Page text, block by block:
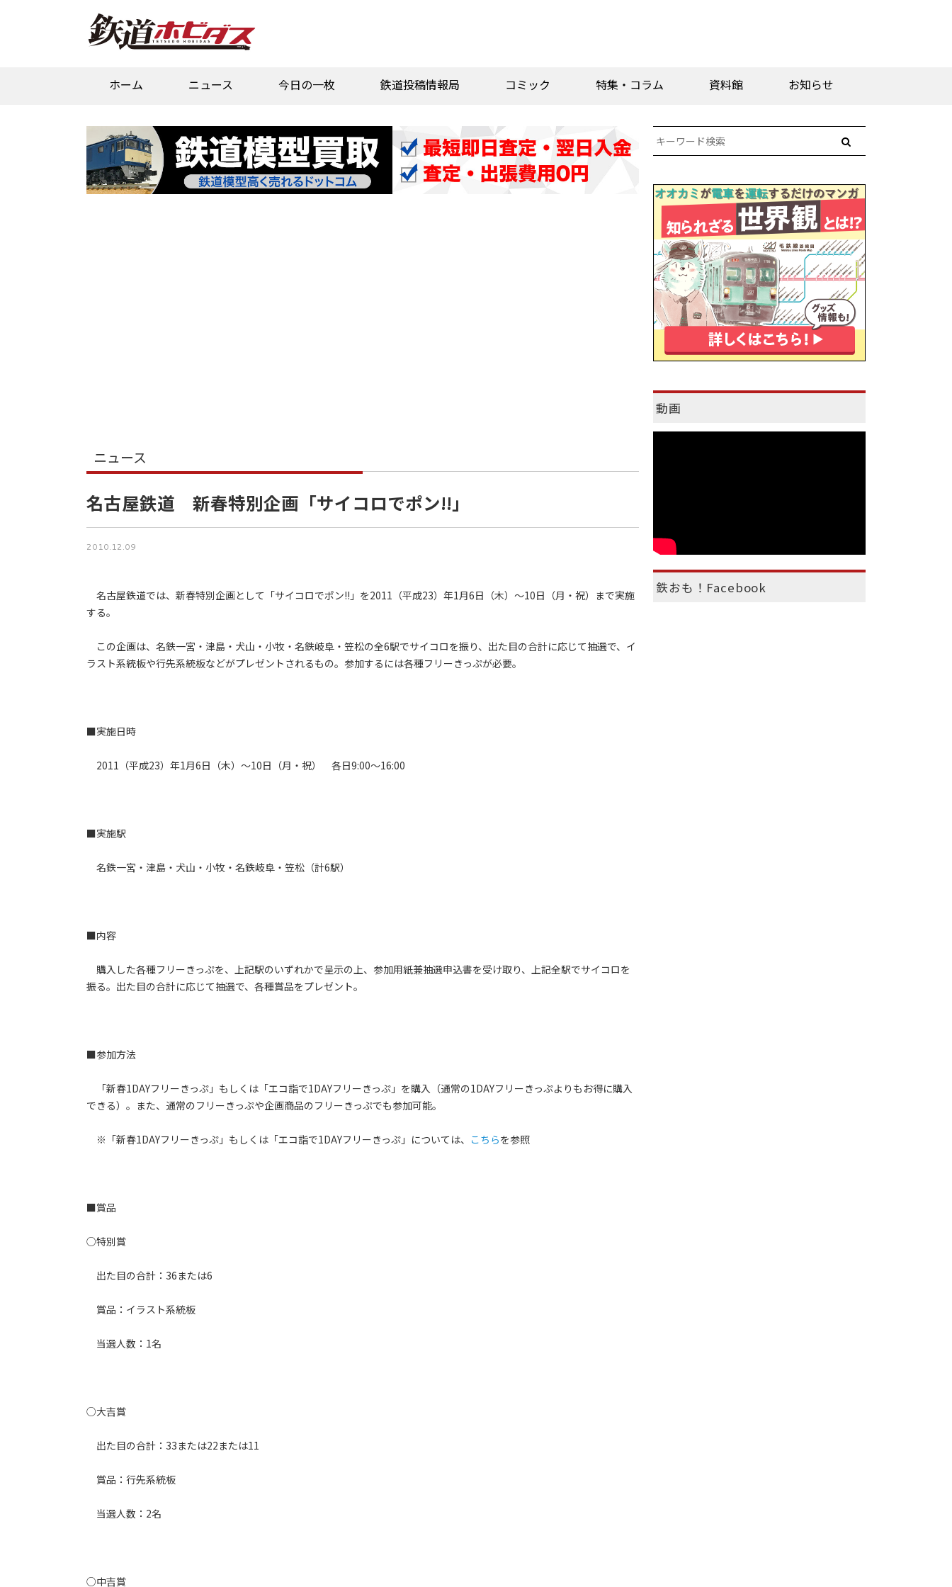
ホーム ニュース 今日の一枚 鉄道投稿情報局 コミック 特集・コラム 資料館 お知らせ
ニュース
名古屋鉄道 新春特別企画「サイコロでポン!!」
2010.12.09
名古屋鉄道では、新春特別企画として「サイコロでポン!!」を2011（平成23）年1月6日（木）～10日（月・祝）まで実施
する。
この企画は、名鉄一宮・津島・犬山・小牧・名鉄岐阜・笠松の全6駅でサイコロを振り、出た目の合計に応じて抽選で、イ
ラスト系統板や行先系統板などがプレゼントされるもの。参加するには各種フリーきっぷが必要。
■実施日時
2011（平成23）年1月6日（木）～10日（月・祝） 各日9:00～16:00
■実施駅
名鉄一宮・津島・犬山・小牧・名鉄岐阜・笠松（計6駅）
■内容
購入した各種フリーきっぷを、上記駅のいずれかで呈示の上、参加用紙兼抽選申込書を受け取り、上記全駅でサイコロを
振る。出た目の合計に応じて抽選で、各種賞品をプレゼント。
■参加方法
「新春1DAYフリーきっぷ」もしくは「エコ詣で1DAYフリーきっぷ」を購入（通常の1DAYフリーきっぷよりもお得に購入
できる）。また、通常のフリーきっぷや企画商品のフリーきっぷでも参加可能。
※「新春1DAYフリーきっぷ」もしくは「エコ詣で1DAYフリーきっぷ」については、 こちらを参照
■賞品
○特別賞
出た目の合計：36または6
賞品：イラスト系統板
当選人数：1名
○大吉賞
出た目の合計：33または22または11
賞品：行先系統板
当選人数：2名
○中吉賞
動画
鉄おも！Facebook